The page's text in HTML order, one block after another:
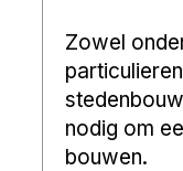
Zowel
nodig om
bouwen.